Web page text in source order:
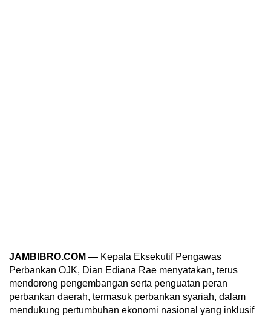
JAMBIBRO.COM — Kepala Eksekutif Pengawas
Perbankan OJK, Dian Ediana Rae menyatakan, terus
mendorong pengembangan serta penguatan peran
perbankan daerah, termasuk perbankan syariah, dalam
mendukung pertumbuhan ekonomi nasional yang inklusif